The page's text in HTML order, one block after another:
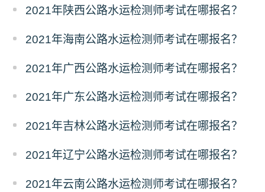
2021年陕西公路水运检测师考试在哪报名？
2021年海南公路水运检测师考试在哪报名？
2021年广西公路水运检测师考试在哪报名？
2021年广东公路水运检测师考试在哪报名？
2021年吉林公路水运检测师考试在哪报名？
2021年辽宁公路水运检测师考试在哪报名？
2021年云南公路水运检测师考试在哪报名？